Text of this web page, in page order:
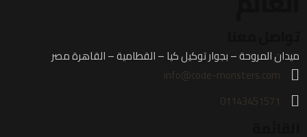
ميدان المروحة – بجوار توكيل كيا – القطامية – القاهرة مصر
info@code-monsters.com
01143451571